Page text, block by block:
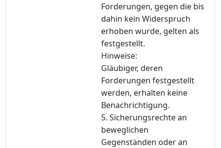
Forderungen, gegen die bis
dahin kein Widerspruch
erhoben wurde, gelten als
festgestellt.
Hinweise:
Gläubiger, deren
Forderungen festgestellt
werden, erhalten keine
Benachrichtigung.
5. Sicherungsrechte an
beweglichen
Gegenständen oder an